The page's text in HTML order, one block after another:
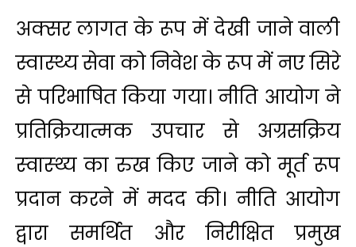
अक्सर लागत के रूप में देखी जाने वाली
स्वास्थ्य सेवा को निवेश के रूप में नए सिरे
से परिभाषित किया गया। नीति आयोग ने
प्रतिक्रियात्मक उपचार से अग्रसक्रिय
स्‍वास्‍थ्‍य का रुख किए जाने को मूर्त रूप
प्रदान करने में मदद की। नीति आयोग
द्वारा समर्थित और निरीक्षित प्रमुख